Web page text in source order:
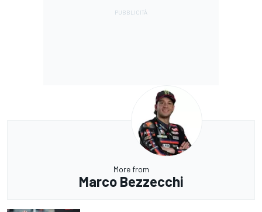
More from
Marco Bezzecchi